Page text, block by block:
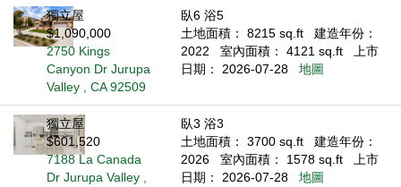
獨立屋
$1,090,000
2750 Kings
Canyon Dr Jurupa
Valley , CA 92509
臥6 浴5
土地面積： 8215 sq.ft
建造年份：
2022
室內面積： 4121 sq.ft
上市
日期： 2026-07-28
地圖
獨立屋
$601,520
7188 La Canada
Dr Jurupa Valley ,
臥3 浴3
土地面積： 3700 sq.ft
建造年份：
2026
室內面積： 1578 sq.ft
上市
日期： 2026-07-28
地圖